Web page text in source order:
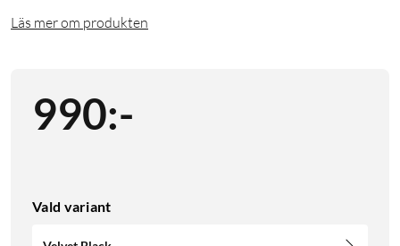
Läs mer om produkten
990:-
Vald variant